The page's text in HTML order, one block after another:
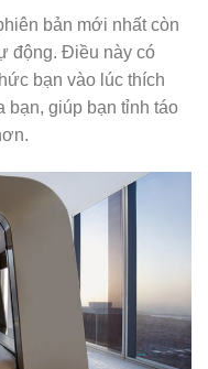
bản mới nhất còn
động. Điều này có
bạn vào lúc thích
bạn, giúp bạn tỉnh táo